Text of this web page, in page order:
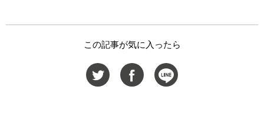
この記事が気に入ったら